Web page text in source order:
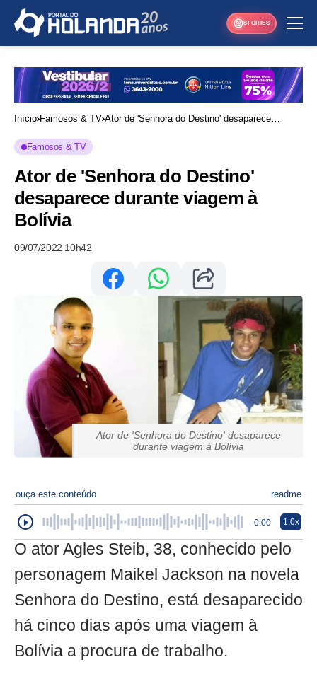
STORIES
Início Famosos & TV Ator de 'Senhora do Destino' desaparece
Famosos & TV
Ator de 'Senhora do Destino'
desaparece durante viagem à
Bolívia
09/07/2022 10h42
Ator de 'Senhora do Destino' desaparece
durante viagem à Bolívia
ouça este conteúdo readme
0:00 1.0x
O ator Agles Steib, 38, conhecido pelo
personagem Maikel Jackson na novela
Senhora do Destino, está desaparecido
há cinco dias após uma viagem à
Bolívia a procura de trabalho.